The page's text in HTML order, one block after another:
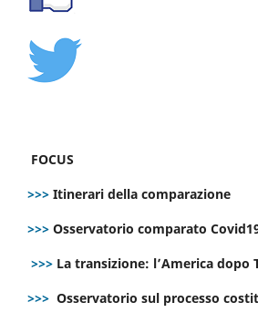
FOCUS
>>> Itinerari della comparazione
>>> Osservatorio comparato
>>> La transizione: l’America dopo
>>> Osservatorio sul processo